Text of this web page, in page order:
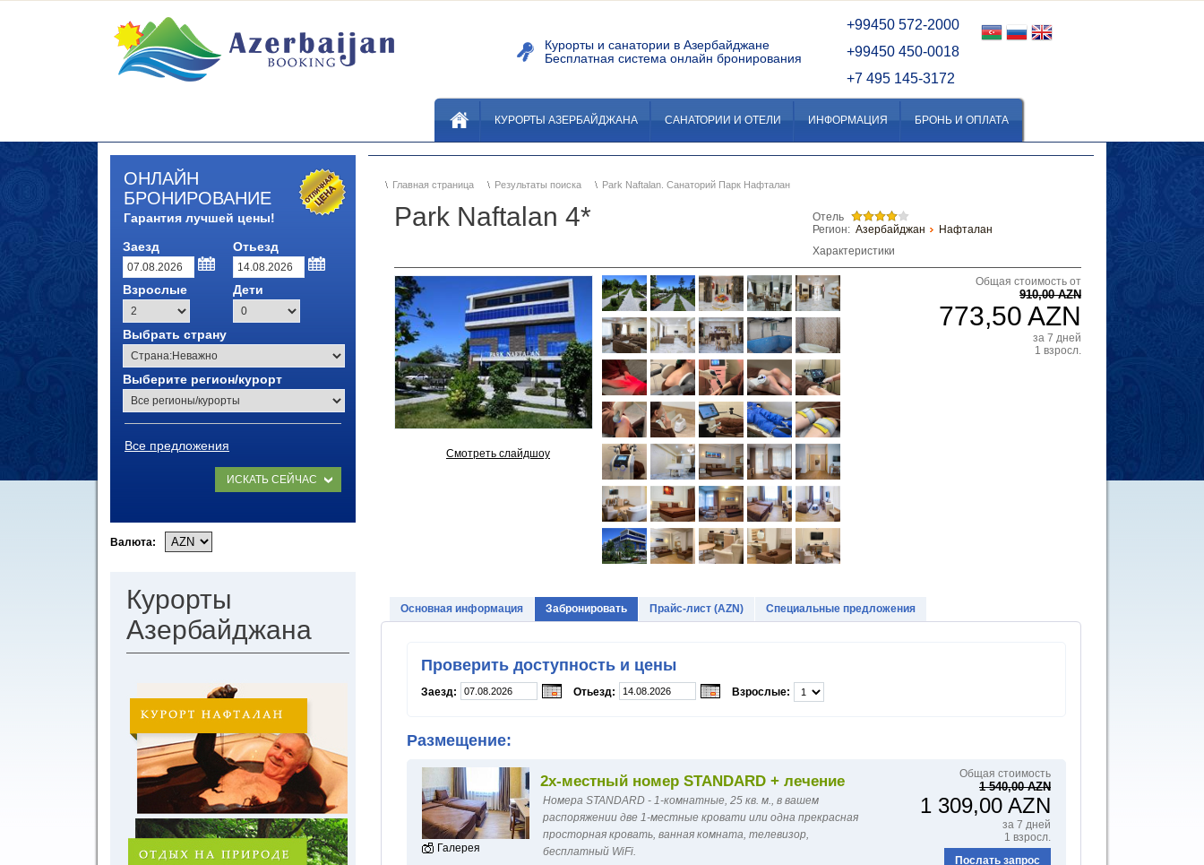
Курорты и санатории в Азербайджане
Бесплатная система онлайн бронирования
+99450 572-2000
+99450 450-0018
+7 495 145-3172
КУРОРТЫ АЗЕРБАЙДЖАНА САНАТОРИИ И ОТЕЛИ ИНФОРМАЦИЯ БРОНЬ И ОПЛАТА
ОНЛАЙН
БРОНИРОВАНИЕ
Гарантия лучшей цены!
Заезд
Отьезд
Взрослые Дети
Выбрать страну
Выберите регион/курорт
Все предложения
ИСКАТЬ СЕЙЧАС
Валюта:
Курорты
Азербайджана
Главная страница Результаты поиска Park Naftalan. Санаторий Парк Нафталан
Park Naftalan 4*
Отель
Регион: Азербайджан
Нафталан
Характеристики
Смотреть слайдшоу
Общая стоимость от
910,00 AZN
773,50 AZN
за 7 дней
1 взросл.
Основная информация Забронировать Прайс-лист (AZN) Специальные предложения
Проверить доступность и цены
Заезд: Отьезд: Взрослые:
Размещение:
Общая стоимость
1 540,00 AZN
1 309,00 AZN
за 7 дней
1 взросл.
Послать запрос
Галерея
2х-местный номер STANDARD + лечение
Номера STANDARD - 1-комнатные, 25 кв. м., в вашем
распоряжении две 1-местные кровати или одна прекрасная
просторная кровать, ванная комната, телевизор,
бесплатный WiFi.